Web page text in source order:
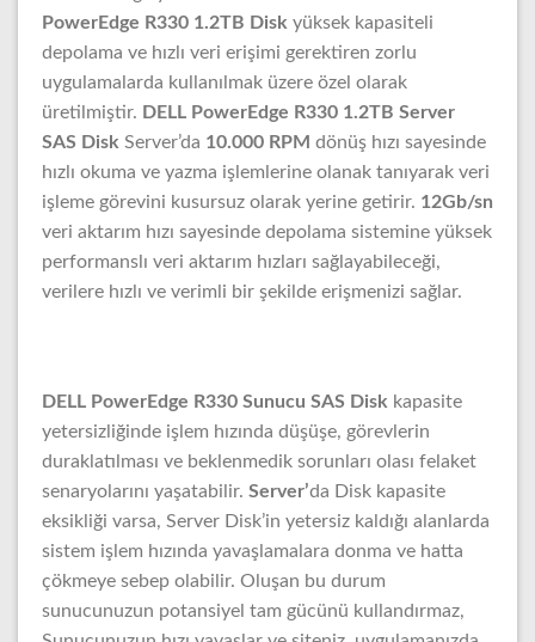
PowerEdge R330 1.2TB Disk yüksek kapasiteli
depolama ve hızlı veri erişimi gerektiren zorlu
uygulamalarda kullanılmak üzere özel olarak
üretilmiştir. DELL PowerEdge R330 1.2TB Server
SAS Disk Server’da 10.000 RPM dönüş hızı sayesinde
hızlı okuma ve yazma işlemlerine olanak tanıyarak veri
işleme görevini kusursuz olarak yerine getirir. 12Gb/sn
veri aktarım hızı sayesinde depolama sistemine yüksek
performanslı veri aktarım hızları sağlayabileceği,
verilere hızlı ve verimli bir şekilde erişmenizi sağlar.
DELL PowerEdge R330 Sunucu SAS Disk kapasite
yetersizliğinde işlem hızında düşüşe, görevlerin
duraklatılması ve beklenmedik sorunları olası felaket
senaryolarını yaşatabilir. Server’da Disk kapasite
eksikliği varsa, Server Disk’in yetersiz kaldığı alanlarda
sistem işlem hızında yavaşlamalara donma ve hatta
çökmeye sebep olabilir. Oluşan bu durum
sunucunuzun potansiyel tam gücünü kullandırmaz,